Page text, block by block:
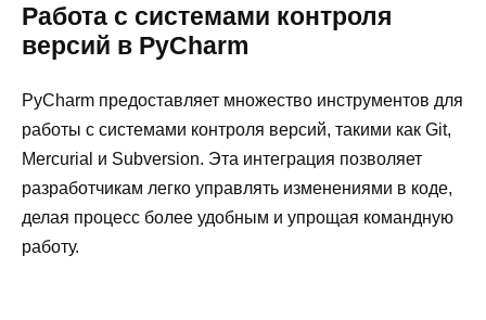
Работа с системами контроля
версий в PyCharm
PyCharm предоставляет множество инструментов для
работы с системами контроля версий, такими как Git,
Mercurial и Subversion. Эта интеграция позволяет
разработчикам легко управлять изменениями в коде,
делая процесс более удобным и упрощая командную
работу.